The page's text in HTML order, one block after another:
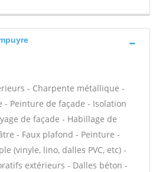
- Charpente métallique -
- Peinture de façade - Isolation
de façade - Habillage de
- Faux plafond - Peinture -
(vinyle, lino, dalles PVC, etc) -
extérieurs - Dalles béton -